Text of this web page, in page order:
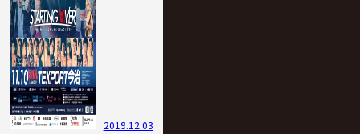
2019.12.03